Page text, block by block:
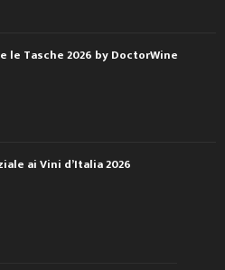
le Tasche 2026 by DoctorWine
ai Vini d’Italia 2026